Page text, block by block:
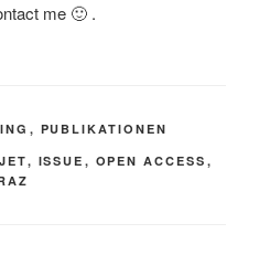
me 🙂 .
, PUBLIKATIONEN
, ISSUE , OPEN ACCESS ,